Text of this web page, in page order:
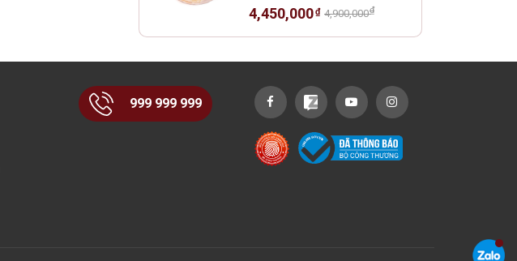
4,450,000₫ 4,900,000₫
999 999 999